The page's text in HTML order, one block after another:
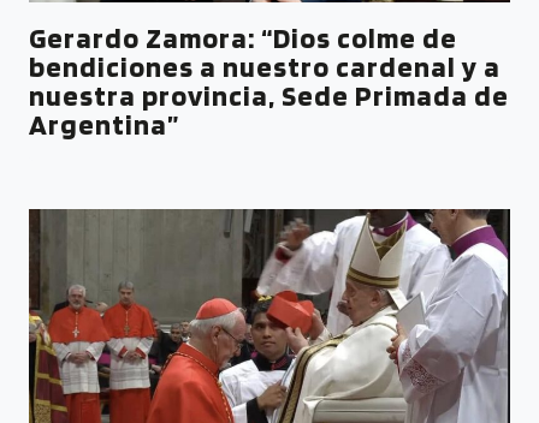
Gerardo Zamora: “Dios colme de
bendiciones a nuestro cardenal y a
nuestra provincia, Sede Primada de
Argentina”